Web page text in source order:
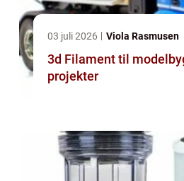
03 juli 2026 Viola Rasmusen
3d Filament til
projekter